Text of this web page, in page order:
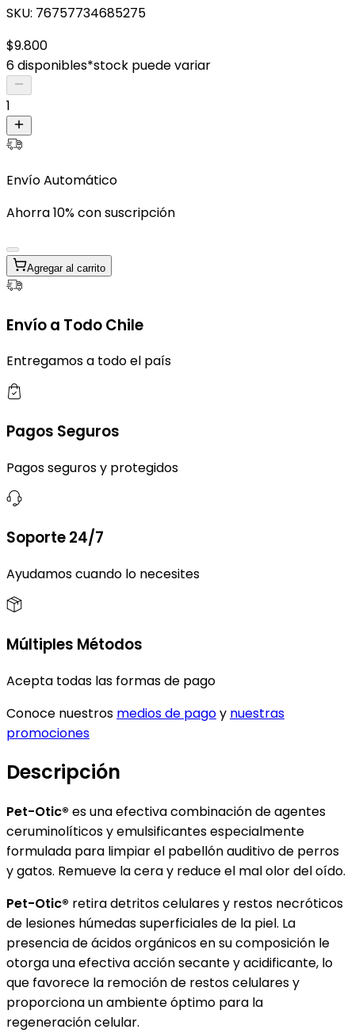
SKU: 76757734685275
$9.800
6 disponibles*stock puede variar
1
Envío Automático
Ahorra 10% con suscripción
Agregar al carrito
Envío a Todo Chile
Entregamos a todo el país
Pagos Seguros
Pagos seguros y protegidos
Soporte 24/7
Ayudamos cuando lo necesites
Múltiples Métodos
Acepta todas las formas de pago
Conoce nuestros medios de pagoy nuestras
promociones
Descripción
Pet-Otic® es una efectiva combinación de agentes
ceruminolíticos y emulsificantes especialmente
formulada para limpiar el pabellón auditivo de perros
y gatos. Remueve la cera y reduce el mal olor del oído.
Pet-Otic® retira detritos celulares y restos necróticos
de lesiones húmedas superficiales de la piel. La
presencia de ácidos orgánicos en su composición le
otorga una efectiva acción secante y acidificante, lo
que favorece la remoción de restos celulares y
proporciona un ambiente óptimo para la
regeneración celular.